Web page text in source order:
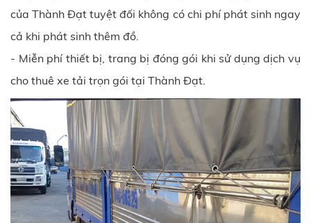
của Thành Đạt tuyệt đối không có chi phí phát sinh ngay
cả khi phát sinh thêm đồ.
- Miễn phí thiết bị, trang bị đóng gói khi sử dụng dịch vụ
cho thuê xe tải trọn gói tại Thành Đạt.